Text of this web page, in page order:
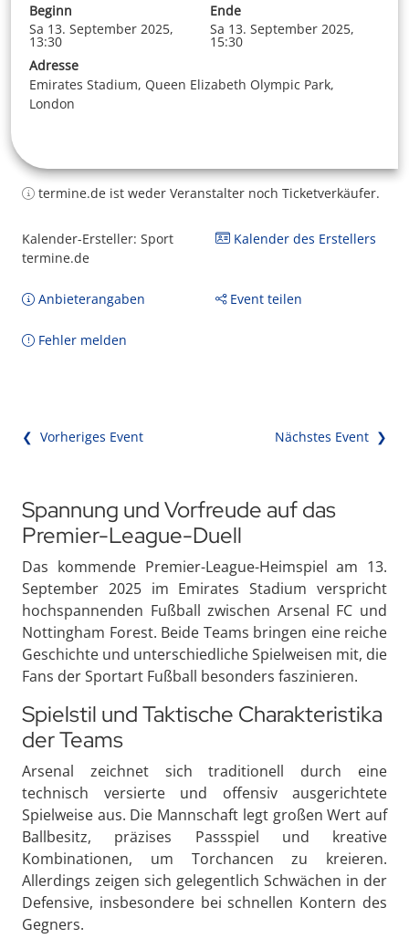
Beginn
Sa 13. September 2025,
13:30
Ende
Sa 13. September 2025,
15:30
Adresse
Emirates Stadium, Queen Elizabeth Olympic Park,
London
termine.de ist weder Veranstalter noch Ticketverkäufer.
Kalender-Ersteller: Sport
termine.de
Kalender des Erstellers
Anbieterangaben Event teilen
Fehler melden
❮ Vorheriges Event Nächstes Event ❯
Spannung und Vorfreude auf das
Premier-League-Duell
Das kommende Premier-League-Heimspiel am 13.
September 2025 im Emirates Stadium verspricht
hochspannenden Fußball zwischen Arsenal FC und
Nottingham Forest. Beide Teams bringen eine reiche
Geschichte und unterschiedliche Spielweisen mit, die
Fans der Sportart Fußball besonders faszinieren.
Spielstil und Taktische Charakteristika
der Teams
Arsenal zeichnet sich traditionell durch eine
technisch versierte und offensiv ausgerichtete
Spielweise aus. Die Mannschaft legt großen Wert auf
Ballbesitz, präzises Passspiel und kreative
Kombinationen, um Torchancen zu kreieren.
Allerdings zeigen sich gelegentlich Schwächen in der
Defensive, insbesondere bei schnellen Kontern des
Gegners.